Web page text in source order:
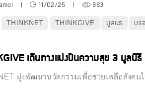
| 11/02/25 | 883
THINKNET THINKGIVE มูลนิธิ บริ
เดินทางแบ่งปันความสุข 3 มูลนิธิ
มุ่งพัฒนานวัตกรรมเพื่อช่วยเหลือสังค